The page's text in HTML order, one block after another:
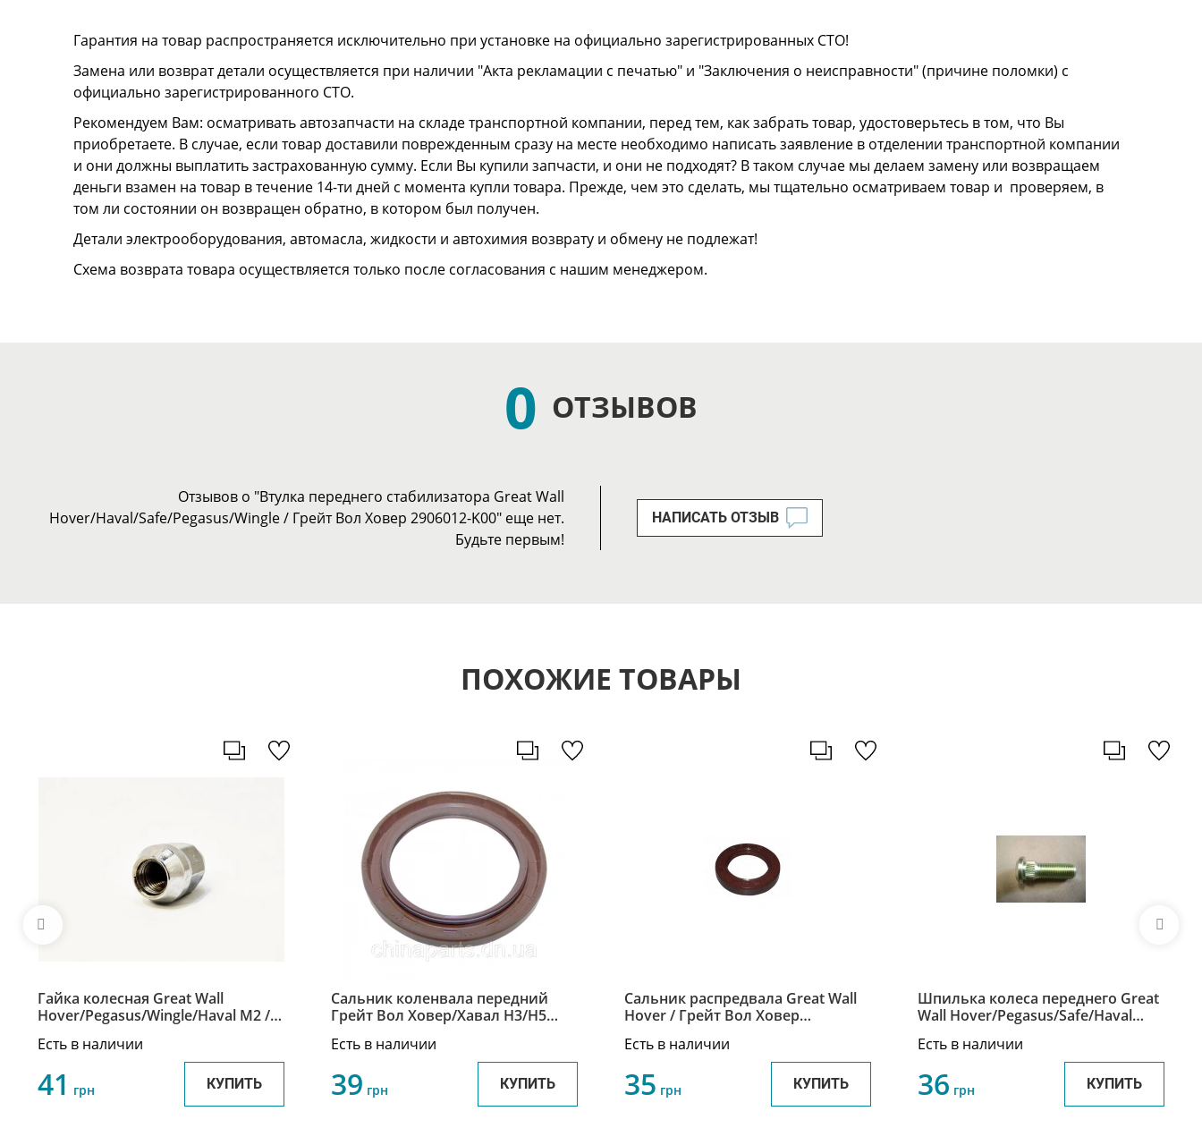
Гарантия на товар распространяется исключительно при установке на официально зарегистрированных СТО!
Замена или возврат детали осуществляется при наличии "Акта рекламации с печатью" и "Заключения о неисправности" (причине поломки) с
официально зарегистрированного СТО.
Рекомендуем Вам: осматривать автозапчасти на складе транспортной компании, перед тем, как забрать товар, удостоверьтесь в том, что Вы
приобретаете. В случае, если товар доставили поврежденным сразу на месте необходимо написать заявление в отделении транспортной компании
и они должны выплатить застрахованную сумму. Если Вы купили запчасти, и они не подходят? В таком случае мы делаем замену или возвращаем
деньги взамен на товар в течение 14-ти дней с момента купли товара. Прежде, чем это сделать, мы тщательно осматриваем товар и проверяем, в
том ли состоянии он возвращен обратно, в котором был получен.
Детали электрооборудования, автомасла, жидкости и автохимия возврату и обмену не подлежат!
Схема возврата товара осуществляется только после согласования с нашим менеджером.
0 ОТЗЫВОВ
Отзывов о "Втулка переднего стабилизатора Great Wall
Hover/Haval/Safe/Pegasus/Wingle / Грейт Вол Ховер 2906012-K00" еще нет.
Будьте первым!
НАПИСАТЬ ОТЗЫВ
ПОХОЖИЕ ТОВАРЫ
Гайка колесная Great Wall
Hover/Pegasus/Wingle/Haval M2 /
Хавал М2 3101014-K00
Есть в наличии
41 грн КУПИТЬ
Сальник коленвала передний
Грейт Вол Ховер/Хавал Н3/Н5
SMD343563
Есть в наличии
39 грн КУПИТЬ
Сальник распредвала Great Wall
Hover / Грейт Вол Ховер
Есть в наличии
35 грн КУПИТЬ
Шпилька колеса переднего Great
Wall Hover/Pegasus/Safe/Haval
Есть в наличии
36 грн КУПИТЬ